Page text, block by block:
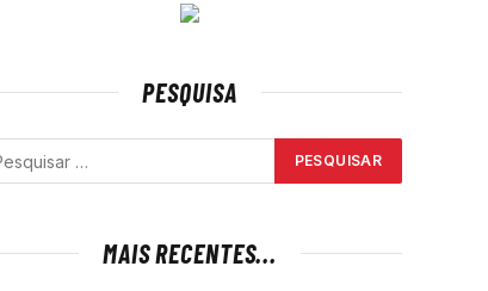
PESQUISA
MAIS RECENTES...